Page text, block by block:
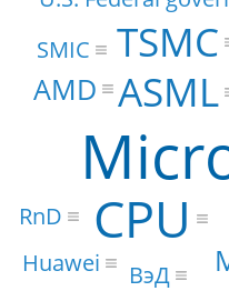
CPU
ASML
TSMC
AMD
SMIC
Huawei
RnD
ВэД